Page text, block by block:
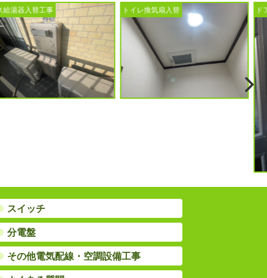
イレ換気扇入替 ドアホン入替工事
スイッチ
分電盤
その他電気配線・空調設備工事